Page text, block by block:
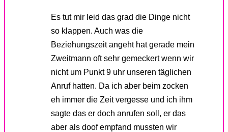
Es tut mir leid das grad die Dinge nicht
so klappen. Auch was die
Beziehungszeit angeht hat gerade mein
Zweitmann oft sehr gemeckert wenn wir
nicht um Punkt 9 uhr unseren täglichen
Anruf hatten. Da ich aber beim zocken
eh immer die Zeit vergesse und ich ihm
sagte das er doch anrufen soll, er das
aber als doof empfand mussten wir